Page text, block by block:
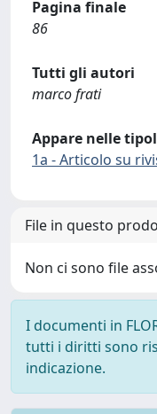
Pagina finale
86
Tutti gli autori
marco frati
Appare nelle
1a - Articolo su
File in questo
Non ci sono file
I documenti in
tutti i diritti sono
indicazione.